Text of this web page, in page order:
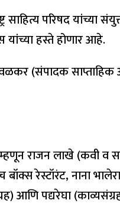
साहित्य परिषद यांच्या
यांच्या हस्ते होणार आहे.
(संपादक
राजन लाखे (कवी व
रेस्टॉरंट, नाना
आणि पद्यरेघा